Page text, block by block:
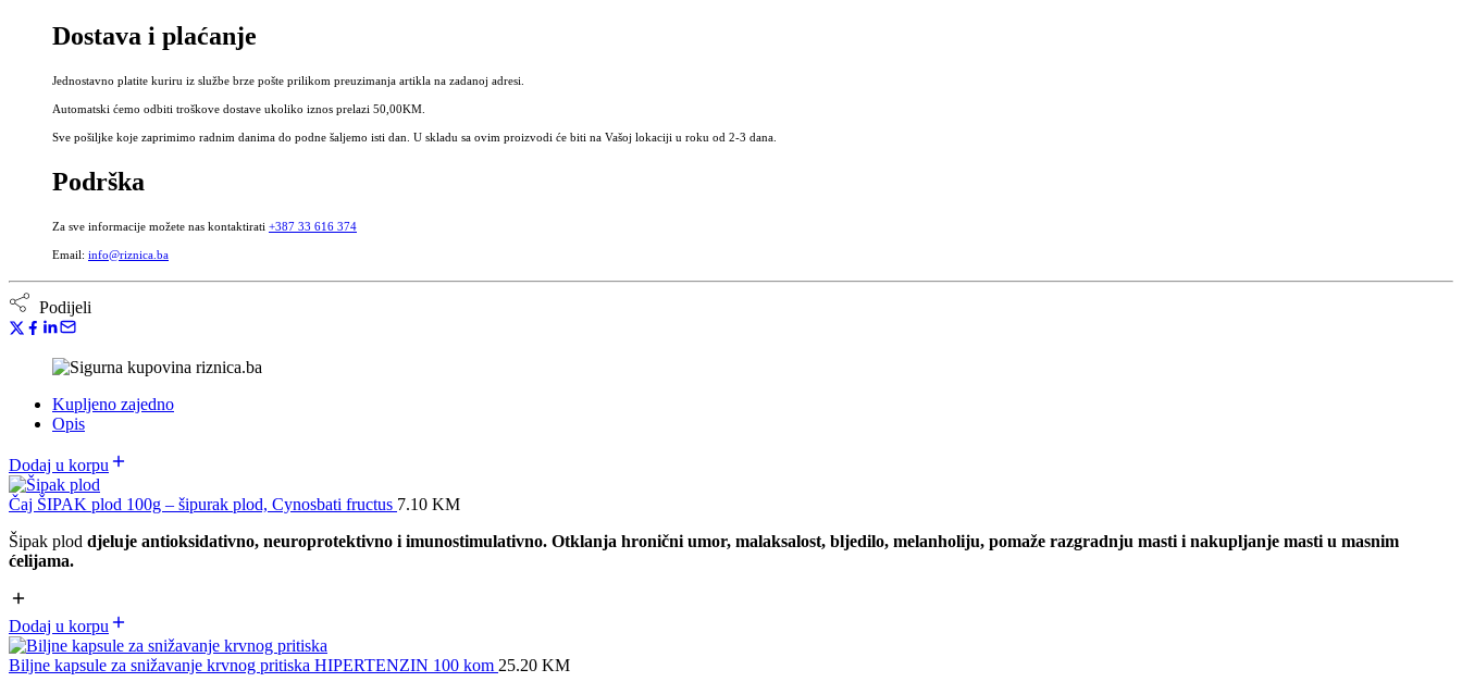
Cynosbati
količina
Dostava i plaćanje
Jednostavno platite kuriru iz službe brze pošte prilikom preuzimanja artikla na zadanoj adresi.
Automatski ćemo odbiti troškove dostave ukoliko iznos prelazi 50,00KM.
Sve pošiljke koje zaprimimo radnim danima do podne šaljemo isti dan. U skladu sa ovim proizvodi će biti na Vašoj lokaciji u roku od 2-3 dana.
Podrška
Za sve informacije možete nas kontaktirati +387 33 616 374
Email: info@riznica.ba
Podijeli
Kupljeno zajedno
Opis
Dodaj u korpu
Čaj ŠIPAK plod 100g – šipurak plod, Cynosbati fructus 7.10 KM
Šipak plod djeluje antioksidativno, neuroprotektivno i imunostimulativno. Otklanja hronični umor, malaksalost, bljedilo, melanholiju, pomaže razgradnju masti i nakupljanje masti u masnim
ćelijama.
Dodaj u korpu
Biljne kapsule za snižavanje krvnog pritiska HIPERTENZIN 100 kom 25.20 KM